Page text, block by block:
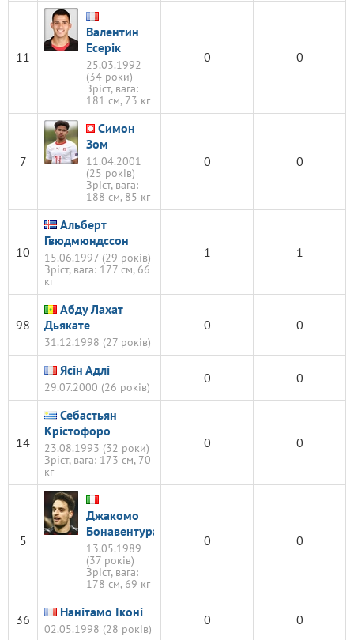
11
Валентин
Есерік
25.03.1992
(34 роки)
Зріст, вага:
181 см, 73 кг
0 0
7
Симон
Зом
11.04.2001
(25 років)
Зріст, вага:
188 см, 85 кг
0 0
10
Альберт
Гвюдмюндссон
15.06.1997 (29 років)
Зріст, вага: 177 см, 66
кг
1 1
98
Абду Лахат
Дьякате
31.12.1998 (27 років)
0 0
Ясін Адлі
29.07.2000 (26 років)
0 0
14
Себастьян
Крістофоро
23.08.1993 (32 роки)
Зріст, вага: 173 см, 70
кг
0 0
5
Джакомо
Бонавентура
13.05.1989
(37 років)
Зріст, вага:
178 см, 69 кг
0 0
36 Нанітамо Іконі
02.05.1998 (28 років)
0 0